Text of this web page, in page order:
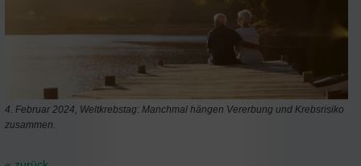
4. Februar 2024, Weltkrebstag: Manchmal hängen Vererbung und Krebsrisiko
zusammen.